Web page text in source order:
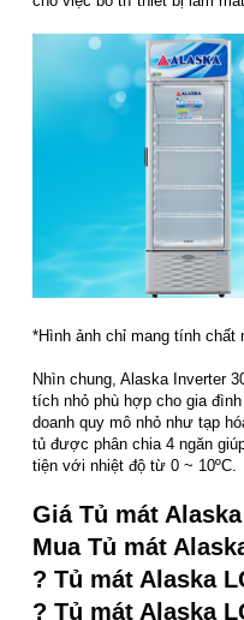
*Hình ảnh chỉ mang tính chất
Nhìn chung, Alaska Inverter
tích nhỏ phù hợp cho gia
doanh quy mô nhỏ như tạp
tủ được phân chia 4 ngăn
tiện với nhiệt độ từ 0 ~ 10ºC.
Giá Tủ mát
Mua Tủ mát
? Tủ mát Alaska
? Tủ mát Alaska